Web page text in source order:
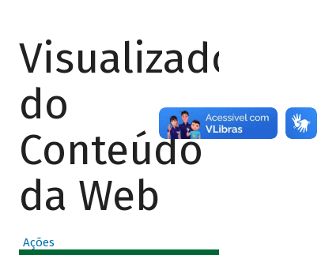
Visualizador
do
Conteúdo
da Web
Ações